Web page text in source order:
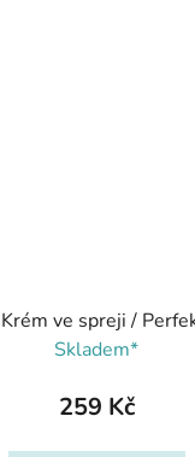
ve spreji /
Skladem*
259 Kč